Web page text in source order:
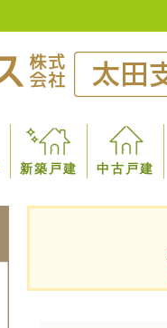
新築戸建 中古戸建